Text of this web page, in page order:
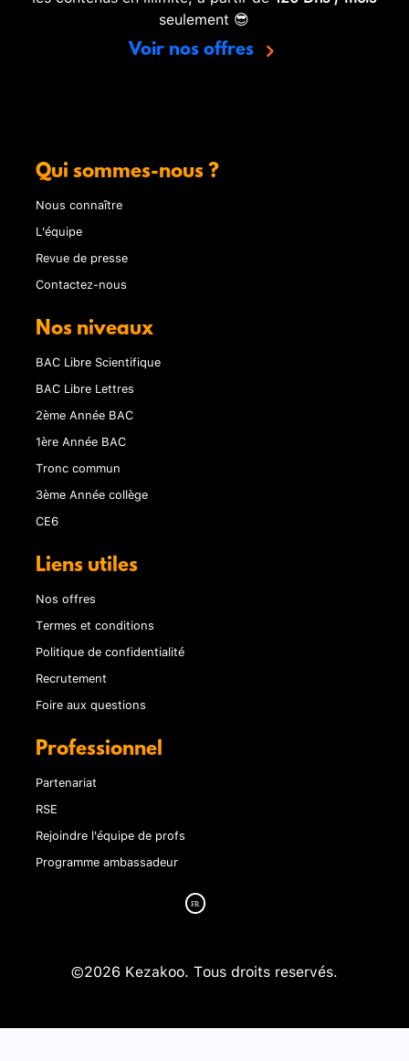
seulement 😎
Voir nos offres
Qui sommes-nous ?
Nous connaître
L'équipe
Revue de presse
Contactez-nous
Nos niveaux
BAC Libre Scientifique
BAC Libre Lettres
2ème Année BAC
1ère Année BAC
Tronc commun
3ème Année collège
CE6
Liens utiles
Nos offres
Termes et conditions
Politique de confidentialité
Recrutement
Foire aux questions
Professionnel
Partenariat
RSE
Rejoindre l'équipe de profs
Programme ambassadeur
©2026 Kezakoo. Tous droits reservés.